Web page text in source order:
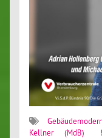
Kellner (MdB)